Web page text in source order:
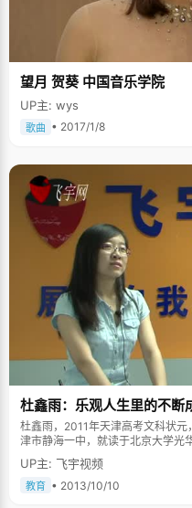
望月 贺葵 中国音乐学院
UP主: wys
歌曲 • 2017/1/8
杜鑫雨：乐观人生里的不断
杜鑫雨，2011年天津高考文科状
津市静海一中，就读于北京大学光华管理学院。 杜鑫
泼，却又不失稳定大气的天津姑娘
我们每一个工作人员，而她的故事也
往昔里的男孩性格 初看杜鑫雨的名字，让记者都以为是个男孩子的名字。连
UP主: 飞宇视频
教育 • 2013/10/10